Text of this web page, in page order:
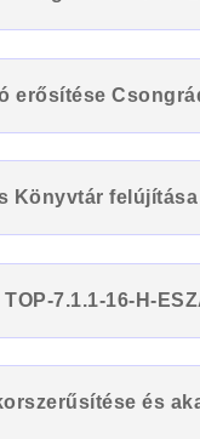
erősítése
Könyvtár felújítása
7.1.1-16-H-
és